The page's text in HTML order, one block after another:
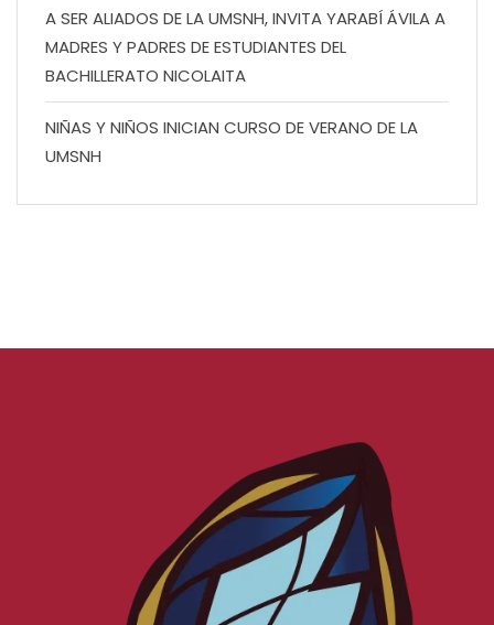
A SER ALIADOS DE LA UMSNH, INVITA YARABÍ ÁVILA A
MADRES Y PADRES DE ESTUDIANTES DEL
BACHILLERATO NICOLAITA
NIÑAS Y NIÑOS INICIAN CURSO DE VERANO DE LA
UMSNH